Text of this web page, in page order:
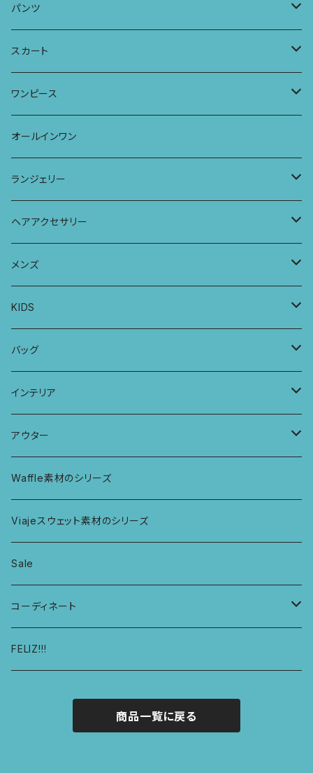
Tシャツ
パーカー
ワンピース
フレンチスリーブラウス
サーフパンツ
ドレス
ストール
タンクトップ・キャミソール
タンクトップ
キャミソール
ワイドTシャツ
チュニックTシャツ
七分袖トップス
ラグランスリーブトップス
パンツ
アラジンパンツ
ポケット付きアラジンパンツ
ワイドパンツ
ポケット付きワイドパンツ
レギンス
バブーチャ
スカート
マキシスカート
ワンピース
ワンピース
オールインワン
スリップワンピース
ビルヘンワンピース
半袖ワンピース
オールインワン
ランジェリー
ブラ
ヨガトップ
カシュクールブラ
ショーツ
プレーンショーツ
ボンバチャショーツ
総レースショーツ
レディースボクサー
ヘアアクセサリー
リボンシュシュ
シュシュ
ヘアターバン
三つ編み紐
メンズ
メンズボクサー
パンツ
トップス
KIDS
KIDS 羽根つきTシャツ
KIDS Tシャツ
KIDS ロングスリーブトップス
KIDS ラグランスリーブ長袖トップス
KIDS アラジンパンツ
KIDS ジョギングパンツ
KIDS レギンス
KIDS スウェットパーカー
バッグ
PCケース
マルシェバッグ
インテリア
カーテン
ラグ
なべつかみ
プフ
アウター
パーカー
ジャケット
Waffle素材のシリーズ
Viajeスウェット素材のシリーズ
Sale
コーディネート
コーディネート1
FELIZ!!!
商品一覧に戻る